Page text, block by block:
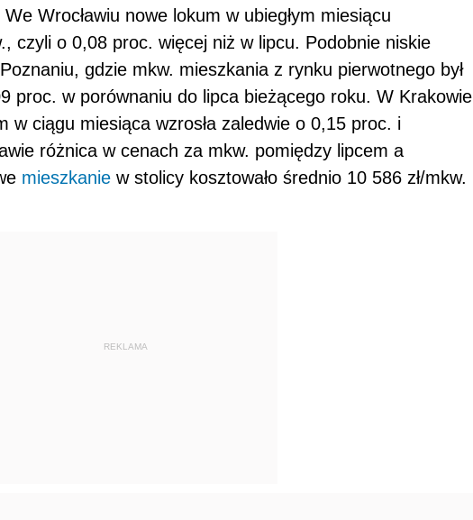
Wrocławiu nowe lokum w ubiegłym miesiącu
czyli o 0,08 proc. więcej niż w lipcu. Podobnie niskie
gdzie mkw. mieszkania z rynku pierwotnego był
proc. w porównaniu do lipca bieżącego roku. W Krakowie
w ciągu miesiąca wzrosła zaledwie o 0,15 proc. i
różnica w cenach za mkw. pomiędzy lipcem a
mieszkanie w stolicy kosztowało średnio 10 586 zł/mkw.
REKLAMA